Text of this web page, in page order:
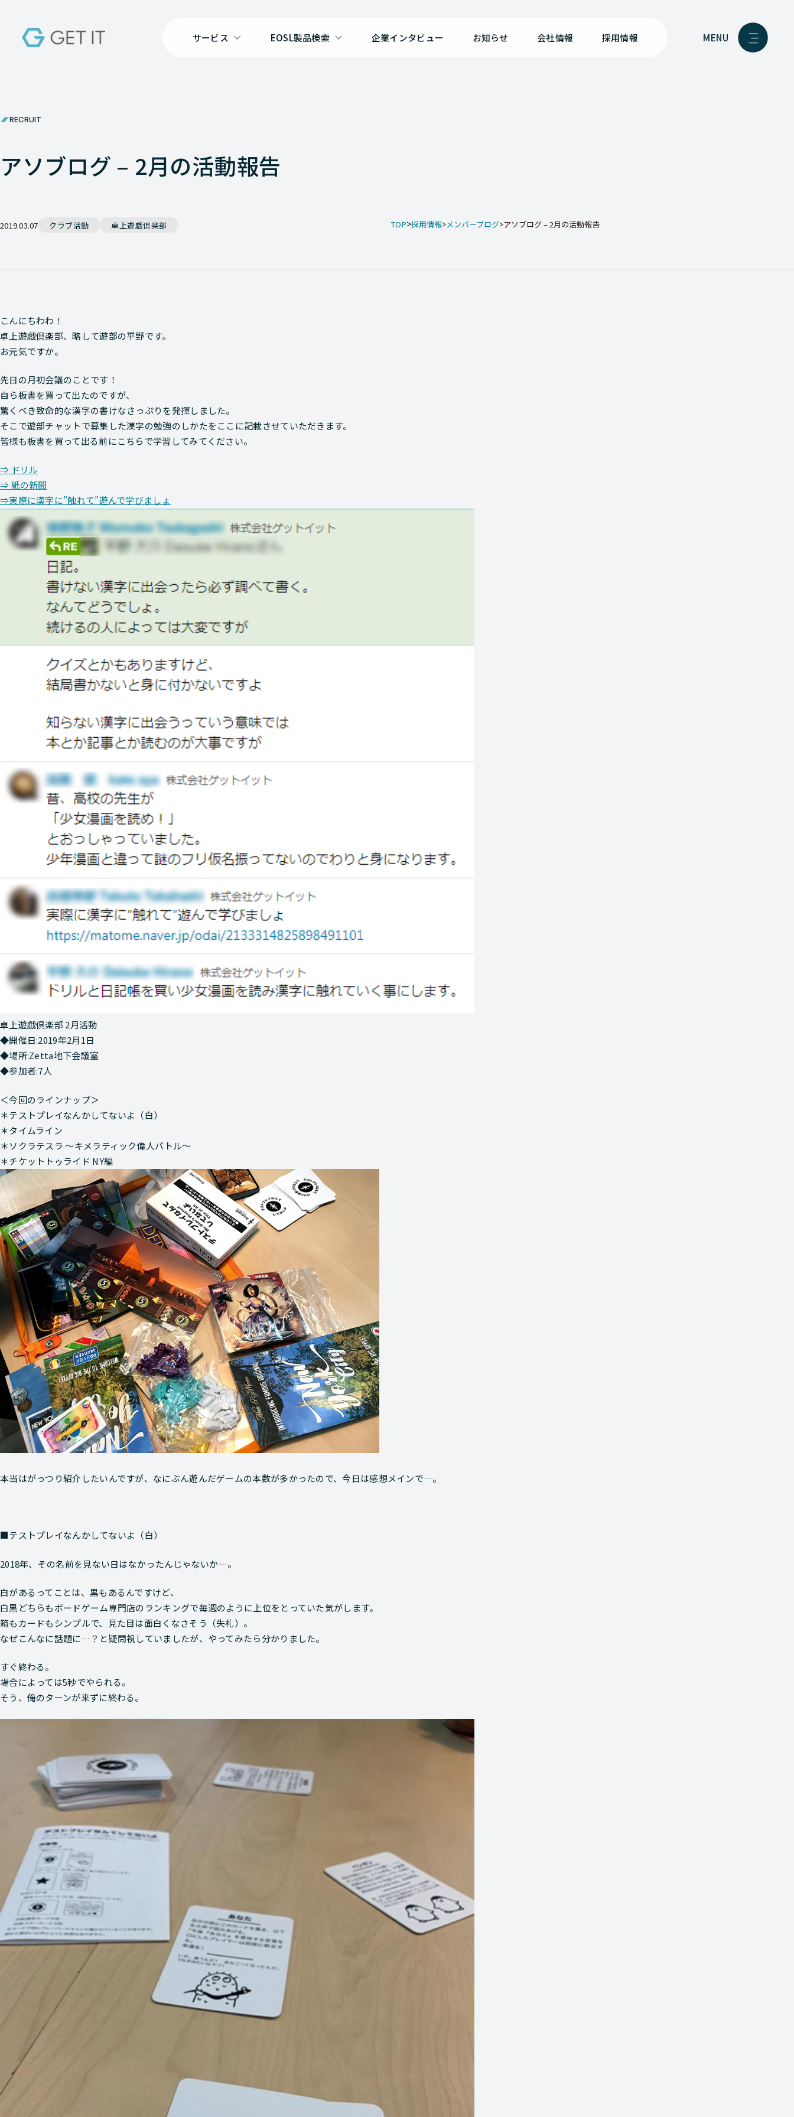
サービス EOSL製品検索 企業インタビュー お知らせ 会社情報 採用情報 MENU
RECRUIT
アソブログ – 2月の活動報告
2019.03.07 クラブ活動 卓上遊戯倶楽部 TOP 採用情報 メンバーブログ アソブログ – 2月の活動報告
こんにちわわ！
卓上遊戯倶楽部、略して遊部の平野です。
お元気ですか。
先日の月初会議のことです！
自ら板書を買って出たのですが、
驚くべき致命的な漢字の書けなさっぷりを発揮しました。
そこで遊部チャットで募集した漢字の勉強のしかたをここに記載させていただきます。
皆様も板書を買って出る前にこちらで学習してみてください。
⇒ ドリル
⇒ 紙の新聞
⇒実際に漢字に”触れて”遊んで学びましょ
卓上遊戯倶楽部 2月活動
◆開催日:2019年2月1日
◆場所:Zetta地下会議室
◆参加者:7人
＜今回のラインナップ＞
＊テストプレイなんかしてないよ（白）
＊タイムライン
＊ソクラテスラ ～キメラティック偉人バトル～
＊チケットトゥライド NY編
本当はがっつり紹介したいんですが、なにぶん遊んだゲームの本数が多かったので、今日は感想メインで…。
■テストプレイなんかしてないよ（白）
2018年、その名前を見ない日はなかったんじゃないか…。
白があるってことは、黒もあるんですけど、
白黒どちらもボードゲーム専門店のランキングで毎週のように上位をとっていた気がします。
箱もカードもシンプルで、見た目は面白くなさそう（失礼）。
なぜこんなに話題に…？と疑問視していましたが、やってみたら分かりました。
すぐ終わる。
場合によっては5秒でやられる。
そう、俺のターンが来ずに終わる。